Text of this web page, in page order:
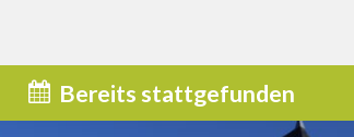
Bereits stattgefunden